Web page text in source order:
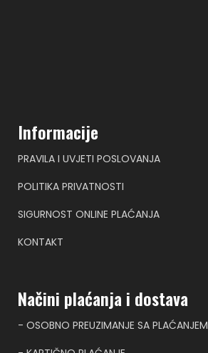
Informacije
PRAVILA I UVJETI POSLOVANJA
POLITIKA PRIVATNOSTI
SIGURNOST ONLINE PLAĆANJA
KONTAKT
Načini plaćanja i dostava
- OSOBNO PREUZIMANJE SA PLAĆANJEM